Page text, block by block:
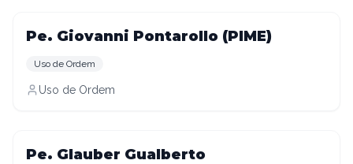
Pe. Giovanni Pontarollo (PIME)
Uso de Ordem
Uso de Ordem
Pe. Glauber Gualberto